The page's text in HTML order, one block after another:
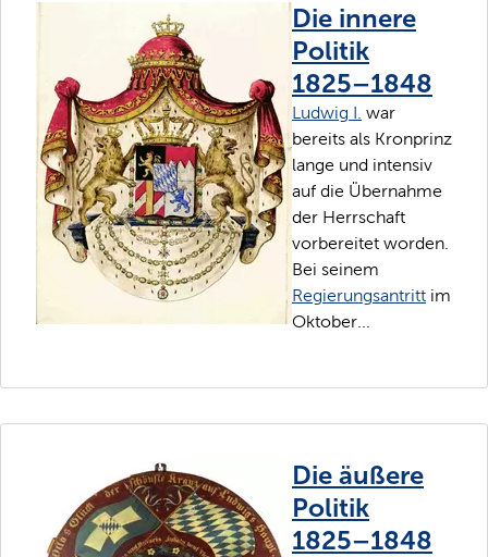
Die innere
Politik
1825–1848
Ludwig I. war
bereits als Kronprinz
lange und intensiv
auf die Übernahme
der Herrschaft
vorbereitet worden.
Bei seinem
Regierungsantritt im
Oktober...
Die äußere
Politik
1825–1848